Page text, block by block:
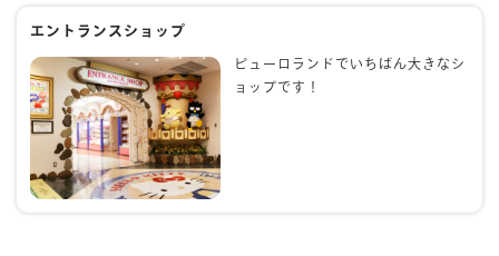
エントランスショップ
ピューロランドでいちばん大きなシ
ョップです！